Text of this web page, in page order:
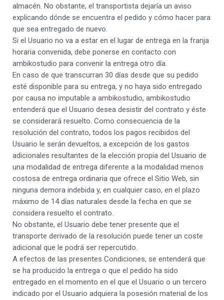
almacén. No obstante, el transportista dejaría un aviso
explicando dónde se encuentra el pedido y cómo hacer para
que sea entregado de nuevo.
Si el Usuario no va a estar en el lugar de entrega en la franja
horaria convenida, debe ponerse en contacto con
ambikostudio para convenir la entrega otro día.
En caso de que transcurran 30 días desde que su pedido
esté disponible para su entrega, y no haya sido entregado
por causa no imputable a ambikostudio, ambikostudio
entenderá que el Usuario desea desistir del contrato y éste
se considerará resuelto. Como consecuencia de la
resolución del contrato, todos los pagos recibidos del
Usuario le serán devueltos, a excepción de los gastos
adicionales resultantes de la elección propia del Usuario de
una modalidad de entrega diferente a la modalidad menos
costosa de entrega ordinaria que ofrece el Sitio Web, sin
ninguna demora indebida y, en cualquier caso, en el plazo
máximo de 14 días naturales desde la fecha en que se
considera resuelto el contrato.
No obstante, el Usuario debe tener presente que el
transporte derivado de la resolución puede tener un coste
adicional que le podrá ser repercutido.
A efectos de las presentes Condiciones, se entenderá que
se ha producido la entrega o que el pedido ha sido
entregado en el momento en el que el Usuario o un tercero
indicado por el Usuario adquiera la posesión material de los